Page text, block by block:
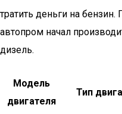
тратить деньги на
автопром начал
дизель.
Модель
двигателя
Тип